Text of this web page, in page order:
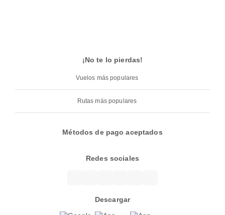
¡No te lo pierdas!
Vuelos más populares
Rutas más populares
Métodos de pago aceptados
Redes sociales
Descargar